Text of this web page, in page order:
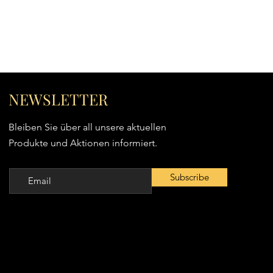
NEWSLETTER
Bleiben Sie über all unsere aktuellen
Produkte und Aktionen informiert.
Subscribe